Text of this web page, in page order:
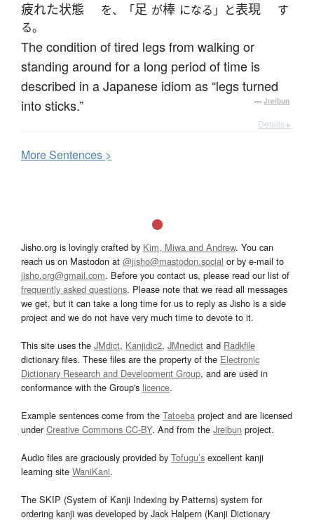
疲れた状態 を、「足 が棒 になる」と表現
す
る。
The condition of tired legs from walking or
standing around for a long period of time is
described in a Japanese idiom as “legs turned
into sticks.”
— Jreibun
Details ▸
MoreSentences >
Jisho.org is lovingly crafted by Kim, Miwa and Andrew. You can
reach us on Mastodon at @jisho@mastodon.social or by e-mail to
jisho.org@gmail.com. Before you contact us, please read our list of
frequently asked questions. Please note that we read all messages
we get, but it can take a long time for us to reply as Jisho is a side
project and we do not have very much time to devote to it.
This site uses the JMdict, Kanjidic2, JMnedict and Radkfile
dictionary files. These files are the property of the Electronic
Dictionary Research and Development Group, and are used in
conformance with the Group's licence.
Example sentences come from the Tatoeba project and are licensed
underCreative Commons CC-BY. And from the Jreibun project.
Audio files are graciously provided by Tofugu’s excellent kanji
learning site WaniKani.
The SKIP (System of Kanji Indexing by Patterns) system for
ordering kanji was developed by Jack Halpern (Kanji Dictionary